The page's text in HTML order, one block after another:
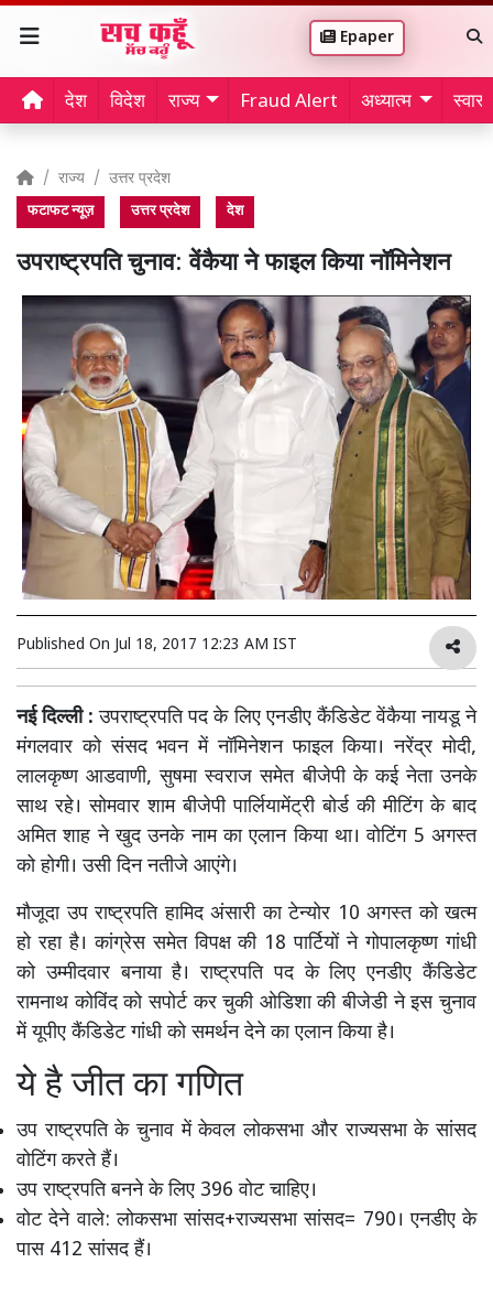
Epaper
देश विदेश राज्य Fraud Alert अध्यात्म
राज्य उत्तर प्रदेश
फटाफट न्यूज़ उत्तर प्रदेश देश
उपराष्ट्रपति चुनाव: वेंकैया ने फाइल किया नॉमिनेशन
Published On Jul 18, 2017 12:23 AM IST
नई दिल्ली : उपराष्ट्रपति पद के लिए एनडीए कैंडिडेट वेंकैया नायडू ने
मंगलवार को संसद भवन में नॉमिनेशन फाइल किया। नरेंद्र मोदी,
लालकृष्ण आडवाणी, सुषमा स्वराज समेत बीजेपी के कई नेता उनके
साथ रहे। सोमवार शाम बीजेपी पार्लियामेंट्री बोर्ड की मीटिंग के बाद
अमित शाह ने खुद उनके नाम का एलान किया था। वोटिंग 5 अगस्त
को होगी। उसी दिन नतीजे आएंगे।
मौजूदा उप राष्ट्रपति हामिद अंसारी का टेन्योर 10 अगस्त को खत्म
हो रहा है। कांग्रेस समेत विपक्ष की 18 पार्टियों ने गोपालकृष्ण गांधी
को उम्मीदवार बनाया है। राष्ट्रपति पद के लिए एनडीए कैंडिडेट
रामनाथ कोविंद को सपोर्ट कर चुकी ओडिशा की बीजेडी ने इस चुनाव
में यूपीए कैंडिडेट गांधी को समर्थन देने का एलान किया है।
ये है जीत का गणित
उप राष्ट्रपति के चुनाव में केवल लोकसभा और राज्यसभा के सांसद
वोटिंग करते हैं।
उप राष्ट्रपति बनने के लिए 396 वोट चाहिए।
वोट देने वाले: लोकसभा सांसद+राज्यसभा सांसद= 790। एनडीए के
पास 412 सांसद हैं।